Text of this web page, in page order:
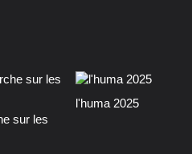
sur les
l'huma 2025